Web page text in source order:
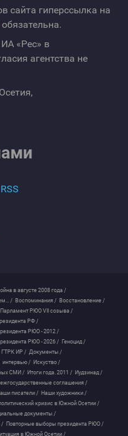
сайта гиперссылка на
«Рес» в
агентства не
в августе 2008 года /
/ Воспоминания / Восстановление /
РЮО VII созыва /
РФ /
РЮО - 2012 /
РЮО - 2026 / Геноцид /
ГТРК ИР / Документы /
интервью / Искуство /
СМИ / Итоги года. 2011 / Иудзинад /
соглашения /
писатели / Наши художники /
кризис в Южной Осетии /
документы /
/ Повторные выборы президента РЮО /
в Южной Осетии /